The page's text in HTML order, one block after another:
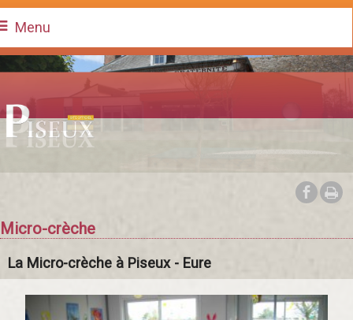
Menu
Micro-crèche
La Micro-crèche à Piseux - Eure